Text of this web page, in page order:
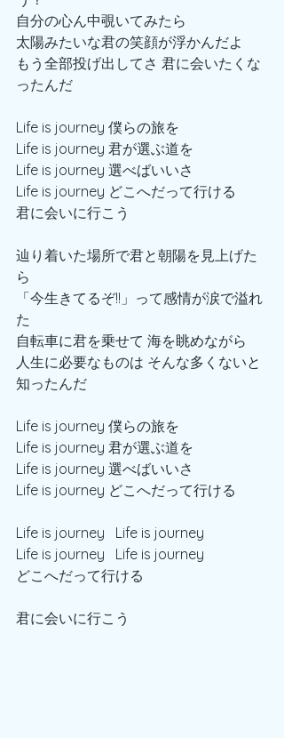
自分の心ん中覗いてみたら
太陽みたいな君の笑顔が浮かんだよ
もう全部投げ出してさ 君に会いたくな
ったんだ
Life is journey 僕らの旅を
Life is journey 君が選ぶ道を
Life is journey 選べばいいさ
Life is journey どこへだって行ける
君に会いに行こう
辿り着いた場所で君と朝陽を見上げた
ら
「今生きてるぞ!!」って感情が涙で溢れ
た
自転車に君を乗せて 海を眺めながら
人生に必要なものは そんな多くないと
知ったんだ
Life is journey 僕らの旅を
Life is journey 君が選ぶ道を
Life is journey 選べばいいさ
Life is journey どこへだって行ける
Life is journey   Life is journey
Life is journey   Life is journey
どこへだって行ける
君に会いに行こう